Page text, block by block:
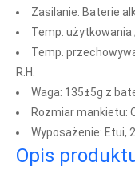
Zasilanie: Baterie
Temp. użytkowania
Temp.
R.H.
Waga: 135±5g z
Rozmiar mankietu:
Wyposażenie: Etui,
Opis